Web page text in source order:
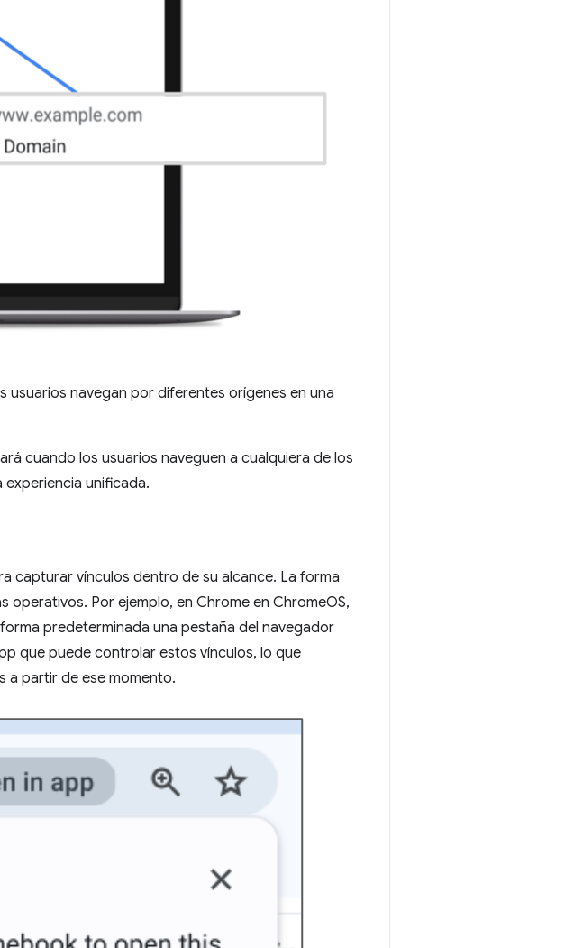
usuarios navegan por diferentes orígenes en una
cuando los usuarios naveguen a cualquiera de los
unificada.
capturar vínculos dentro de su alcance. La forma
operativos. Por ejemplo, en Chrome en ChromeOS,
predeterminada una pestaña del navegador
que puede controlar estos vínculos, lo que
a partir de ese momento.